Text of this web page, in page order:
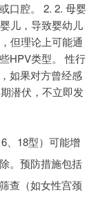
口腔。 2. 2. 母婴
儿，导致婴幼儿
但理论上可能通
HPV类型。 性行
如果对方曾经感
潜伏，不立即发
、18型）可能增
。预防措施包括
查（如女性宫颈